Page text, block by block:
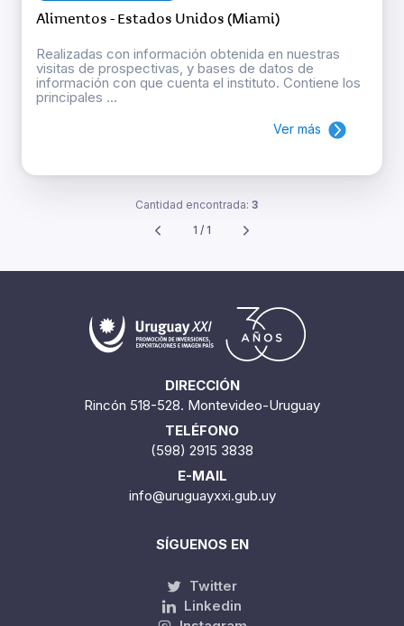
Alimentos - Estados Unidos (Miami)
Realizadas con información obtenida en nuestras
visitas de prospectivas, y bases de datos de
información con que cuenta el instituto. Contiene los
principales ...
Ver más
Cantidad encontrada: 3
1 / 1
DIRECCIÓN
Rincón 518-528. Montevideo-Uruguay
TELÉFONO
(598) 2915 3838
E-MAIL
info@uruguayxxi.gub.uy
SÍGUENOS EN
Twitter
Linkedin